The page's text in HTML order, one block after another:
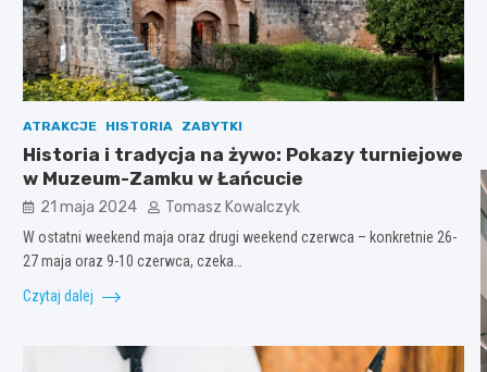
ATRAKCJE HISTORIA ZABYTKI
Historia i tradycja na żywo: Pokazy turniejowe
w Muzeum-Zamku w Łańcucie
21 maja 2024 Tomasz Kowalczyk
W ostatni weekend maja oraz drugi weekend czerwca – konkretnie 26-
27 maja oraz 9-10 czerwca, czeka…
Czytaj dalej